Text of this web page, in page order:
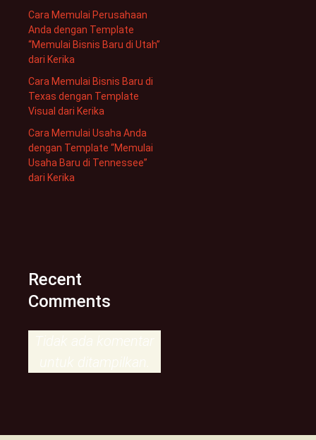
Cara Memulai Perusahaan
Anda dengan Template
“Memulai Bisnis Baru di Utah”
dari Kerika
Cara Memulai Bisnis Baru di
Texas dengan Template
Visual dari Kerika
Cara Memulai Usaha Anda
dengan Template “Memulai
Usaha Baru di Tennessee”
dari Kerika
Recent
Comments
Tidak ada komentar
untuk ditampilkan.